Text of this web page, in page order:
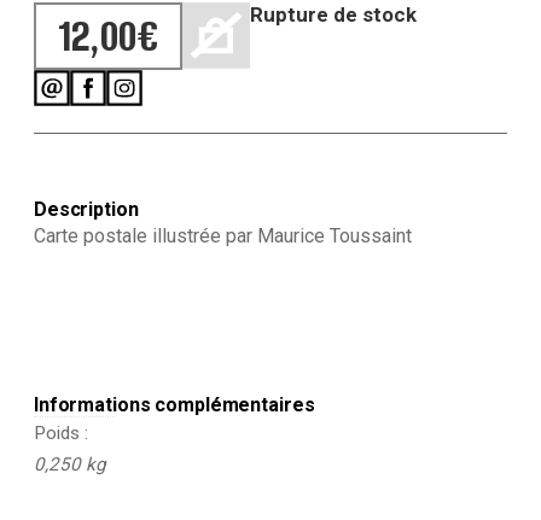
12,00€ Rupture de stock
Description
Carte postale illustrée par Maurice Toussaint
Informations complémentaires
Poids
0,250 kg